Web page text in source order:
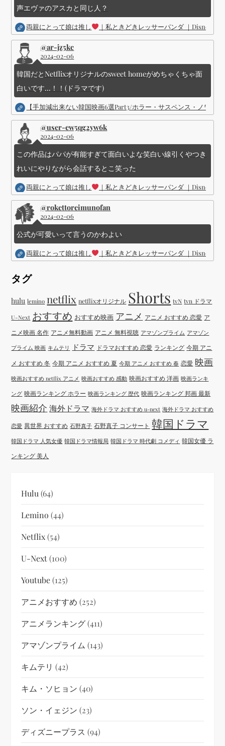
声エヴァのアスカと同じ人？
両親にとって娘は推し ｜私ときどきレッサーパンダ ｜Disney (
@ar-jz5kc
2024-02-06
韓国だとNetflixオリジナルのsweet homeがめちゃくちゃ面
白いです...！！(ドラマです)
【手加減出来ない韓国映画6選Part3/ホラー・サスペンス・ノワー
@user-ew5qg2yw6k
2024-02-06
この作品はパパが有能すぎて面白いよな笑白い線引くやつき
れいにやりながら会話するとこ笑った
両親にとって娘は推し ｜私ときどきレッサーパンダ ｜Disney (
@rokettoreimunofan
2024-02-06
公式が可愛いって言うのかわよい
両親にとって娘は推し ｜私ときどきレッサーパンダ ｜Disney (
タグ
hulu lemino netflix netflixオリジナル Shorts tvN tvn ドラマ
U-Next おすすめ おすすめ映画 アニメ アニメ おすすめ 恋愛 ア
ニメ映画 名作 アニメ無料動画 アニメ 無料視聴 アマゾンプライム アマゾン
プライム 映画 キムテリ ドラマ ドラマおすすめ 恋愛 ランキング 今期 アニ
メ おすすめ 冬 今期 アニメ おすすめ 夏 今期 アニメ おすすめ 春 恋愛 映画
映画おすすめ netflix アニメ 映画おすすめ 感動 映画おすすめ 洋画 映画ランキ
ング 映画ランキング ホラー 映画ランキング 歴代 映画ランキング 邦画 最新
映画紹介 海外ドラマ 海外ドラマ おすすめ u-next 海外ドラマ おすすめ
恋愛 異世界 おすすめ 石野真子 石野真子 コンサート 韓国ドラマ
韓国ドラマ 人気女優 韓国ドラマ情報局 韓国ドラマ 時代劇 コメディ 韓国女優 ラ
ンキング 美人
Hulu (64)
Lemino (44)
Netflix(54)
U-Next(100)
Youtube(125)
アニメおすすめ (252)
アニメランキング(411)
アマゾンプライム (143)
キムテリ (42)
キム・ソヒョン (40)
ソン・イェジン (23)
ディズニープラス (94)